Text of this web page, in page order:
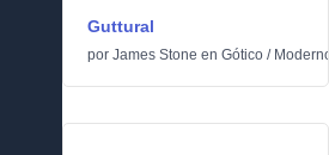
Guttural
por James Stone en Gótico /